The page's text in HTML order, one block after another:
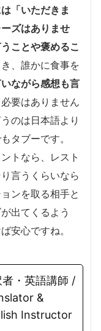
「いただきま
ズはありませ
ことや褒めるこ
、誰かに食事を
ながら感想も言
要はありません
のは日本語より
タブーです。
トなら、レスト
言うくらいなら
ンを取る相手と
出てくるよう
安心ですね。
者・英語講師 /
&
Instructor